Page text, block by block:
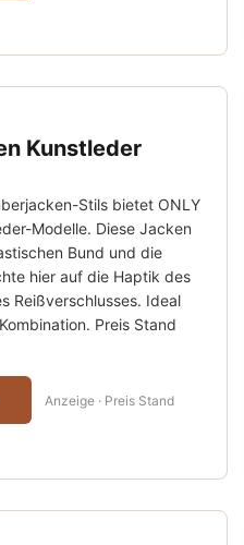
Kunstleder
Stils bietet ONLY
Modelle. Diese Jacken
Bund und die
hier auf die Haptik des
Reißverschlusses. Ideal
Preis Stand
Anzeige · Preis Stand